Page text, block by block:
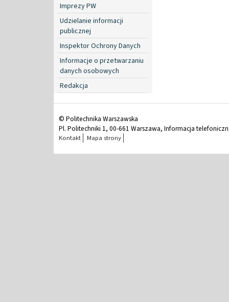
Imprezy PW
Udzielanie informacji
publicznej
Inspektor Ochrony Danych
Informacje o przetwarzaniu
danych osobowych
Redakcja
© Politechnika Warszawska
Pl. Politechniki 1, 00-661 Warszawa, Informacja
Kontakt Mapa strony